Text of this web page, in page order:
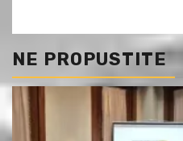
NE PROPUSTITE